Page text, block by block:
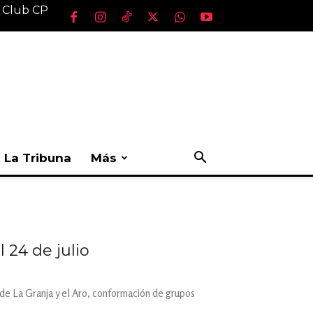
CP
La Tribuna Más
24 de julio
La Granja y el Aro, conformación de grupos